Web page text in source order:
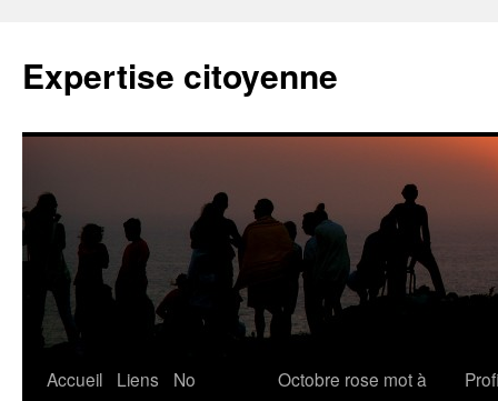
Expertise citoyenne
Accueil Liens
No
Octobre rose mot à